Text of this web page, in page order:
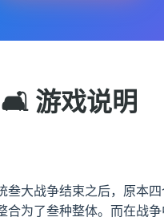
🛋️ 游戏说明
叁大战争结束之后，原本
合为了叁种整体。而在战